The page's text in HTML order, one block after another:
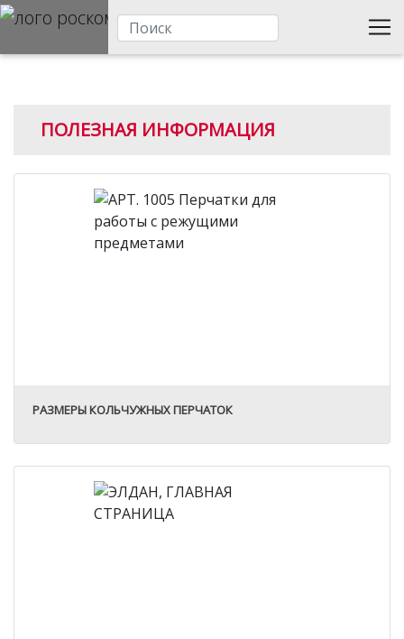
ПОЛЕЗНАЯ ИНФОРМАЦИЯ
РАЗМЕРЫ КОЛЬЧУЖНЫХ ПЕРЧАТОК